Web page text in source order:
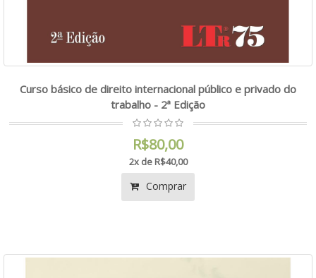
Curso básico de direito internacional público e privado do
trabalho - 2ª Edição
R$80,00
2x de R$40,00
Comprar